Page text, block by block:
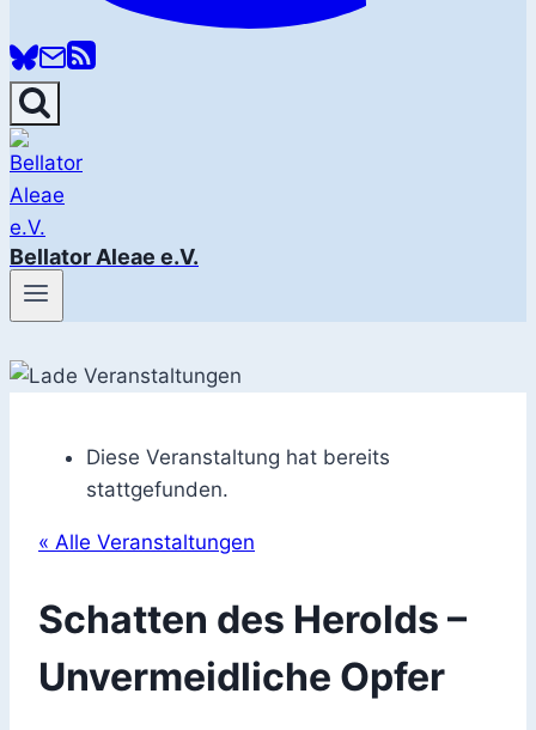
Bellator Aleae e.V.
Diese Veranstaltung hat bereits
stattgefunden.
« Alle Veranstaltungen
Schatten des Herolds –
Unvermeidliche Opfer